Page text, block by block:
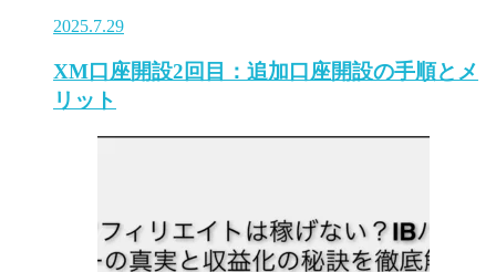
2025.7.29
XM口座開設2回目：追加口座開設の手順とメ
リット